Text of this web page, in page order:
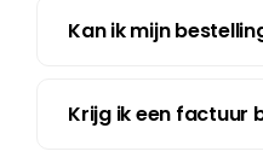
Kan ik mijn
Krijg ik een factuur